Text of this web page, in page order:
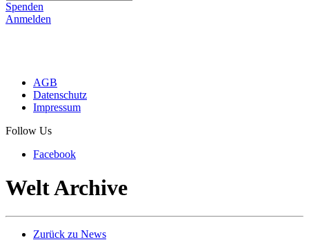
Spenden
Anmelden
AGB
Datenschutz
Impressum
Follow Us
Facebook
Welt Archive
Zurück zu News